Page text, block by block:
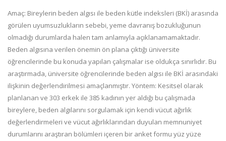
Amaç: Bireylerin beden algısı ile beden kütle indeksleri (BKİ) arasında
görülen uyumsuzlukların sebebi, yeme davranış bozukluğunun
olmadığı durumlarda halen tam anlamıyla açıklanamamaktadır.
Beden algısına verilen önemin ön plana çıktığı üniversite
öğrencilerinde bu konuda yapılan çalışmalar ise oldukça sınırlıdır. Bu
araştırmada, üniversite öğrencilerinde beden algısı ile BKİ arasındaki
ilişkinin değerlendirilmesi amaçlanmıştır. Yöntem: Kesitsel olarak
planlanan ve 303 erkek ile 385 kadının yer aldığı bu çalışmada
bireylere, beden algılarını sorgulamak için kendi vücut ağırlık
değerlendirmeleri ve vücut ağırlıklarından duyulan memnuniyet
durumlarını araştıran bölümleri içeren bir anket formu yüz yüze